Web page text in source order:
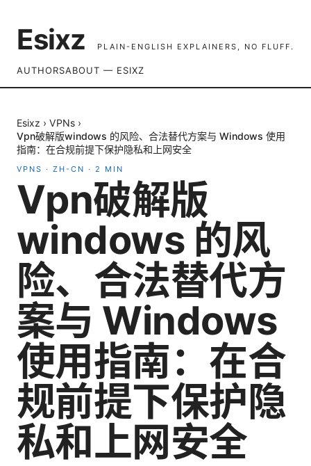
Esixz PLAIN-ENGLISH EXPLAINERS, NO FLUFF.
AUTHORSABOUT — ESIXZ
Esixz › VPNs ›
Vpn破解版windows 的风险、合法替代方案与 Windows 使用
指南：在合规前提下保护隐私和上网安全
VPNS · ZH-CN · 2 MIN
Vpn破解版
windows 的风
险、合法替代方
案与 Windows
使用指南：在合
规前提下保护隐
私和上网安全